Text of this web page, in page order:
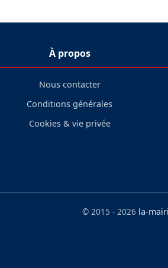
À propos
Nous contacter
Conditions générales
Cookies & vie privée
© 2015 - 2026 la-